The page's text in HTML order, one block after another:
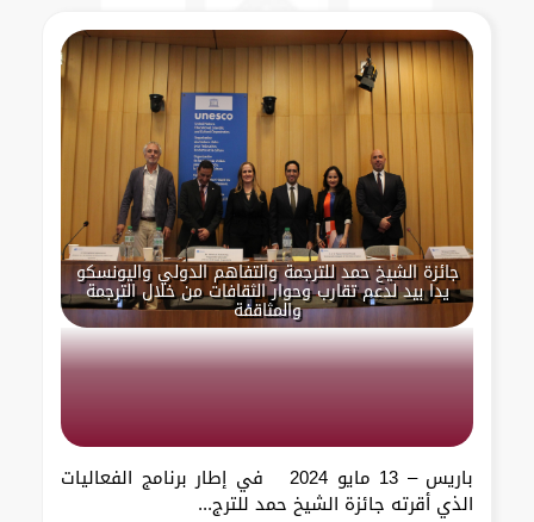
جائزة الشيخ حمد للترجمة والتفاهم الدولي واليونسكو
يدا بيد لدعم تقارب وحوار الثقافات من خلال الترجمة
والمثاقفة
باريس – 13 مايو 2024 في إطار برنامج الفعاليات
الذي أقرته جائزة الشيخ حمد للترج...